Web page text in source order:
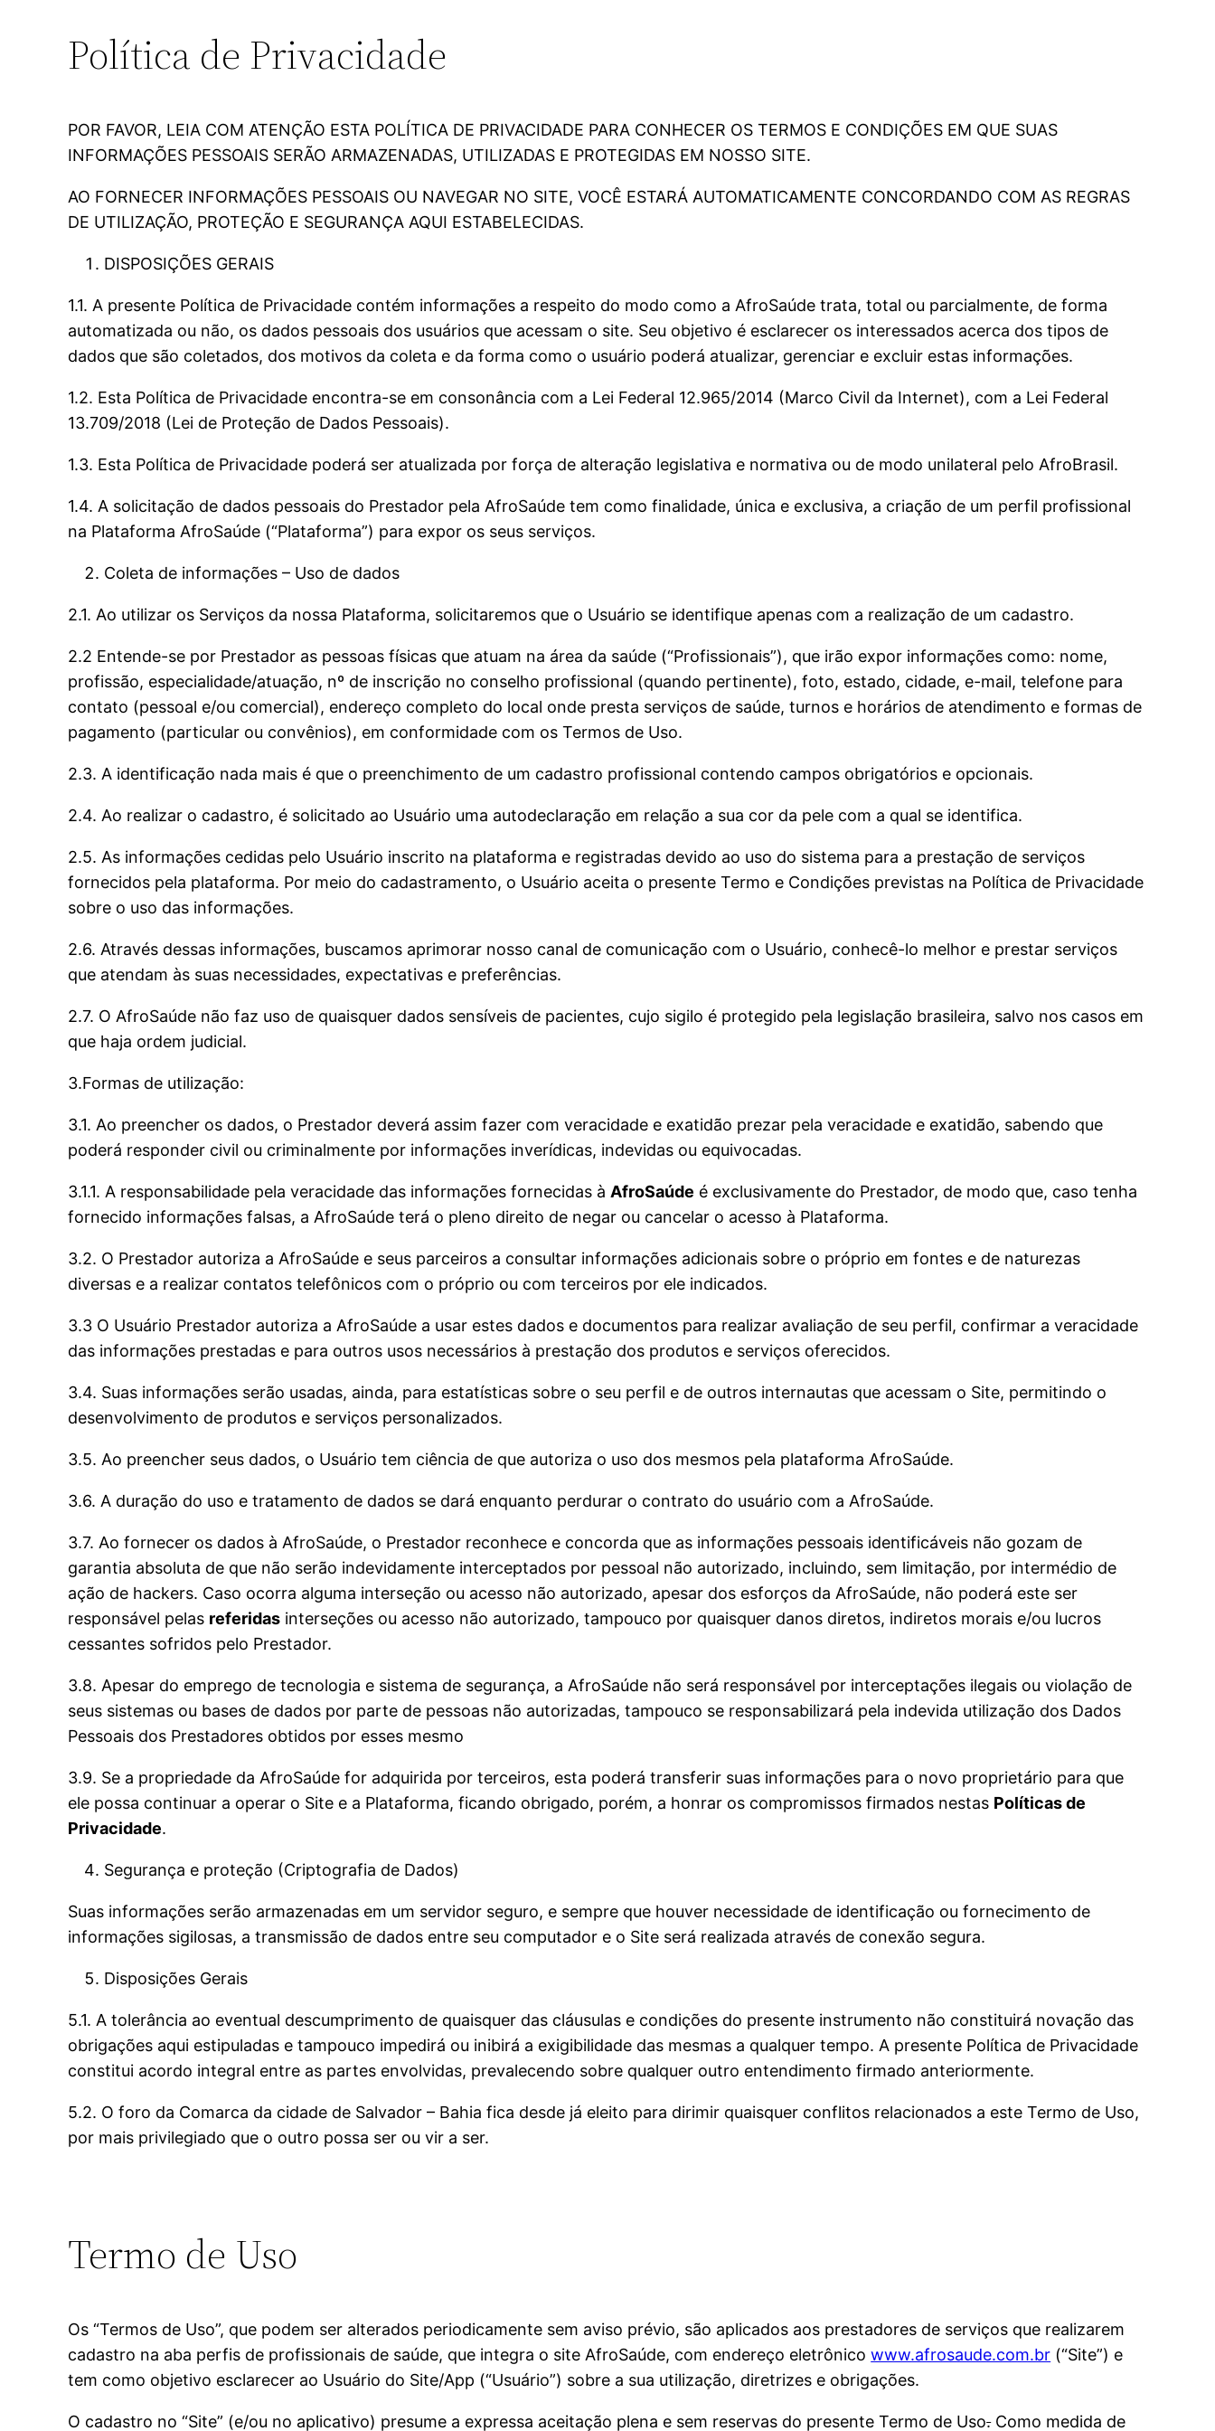
Política de Privacidade
POR FAVOR, LEIA COM ATENÇÃO ESTA POLÍTICA DE PRIVACIDADE PARA CONHECER OS TERMOS E CONDIÇÕES EM QUE SUAS
INFORMAÇÕES PESSOAIS SERÃO ARMAZENADAS, UTILIZADAS E PROTEGIDAS EM NOSSO SITE.
AO FORNECER INFORMAÇÕES PESSOAIS OU NAVEGAR NO SITE, VOCÊ ESTARÁ AUTOMATICAMENTE CONCORDANDO COM AS REGRAS
DE UTILIZAÇÃO, PROTEÇÃO E SEGURANÇA AQUI ESTABELECIDAS.
DISPOSIÇÕES GERAIS
1.1. A presente Política de Privacidade contém informações a respeito do modo como a AfroSaúde trata, total ou parcialmente, de forma
automatizada ou não, os dados pessoais dos usuários que acessam o site. Seu objetivo é esclarecer os interessados acerca dos tipos de
dados que são coletados, dos motivos da coleta e da forma como o usuário poderá atualizar, gerenciar e excluir estas informações.
1.2. Esta Política de Privacidade encontra-se em consonância com a Lei Federal 12.965/2014 (Marco Civil da Internet), com a Lei Federal
13.709/2018 (Lei de Proteção de Dados Pessoais).
1.3. Esta Política de Privacidade poderá ser atualizada por força de alteração legislativa e normativa ou de modo unilateral pelo AfroBrasil.
1.4. A solicitação de dados pessoais do Prestador pela AfroSaúde tem como finalidade, única e exclusiva, a criação de um perfil profissional
na Plataforma AfroSaúde (“Plataforma”) para expor os seus serviços.
Coleta de informações – Uso de dados
2.1. Ao utilizar os Serviços da nossa Plataforma, solicitaremos que o Usuário se identifique apenas com a realização de um cadastro.
2.2 Entende-se por Prestador as pessoas físicas que atuam na área da saúde (“Profissionais”), que irão expor informações como: nome,
profissão, especialidade/atuação, nº de inscrição no conselho profissional (quando pertinente), foto, estado, cidade, e-mail, telefone para
contato (pessoal e/ou comercial), endereço completo do local onde presta serviços de saúde, turnos e horários de atendimento e formas de
pagamento (particular ou convênios), em conformidade com os Termos de Uso.
2.3. A identificação nada mais é que o preenchimento de um cadastro profissional contendo campos obrigatórios e opcionais.
2.4. Ao realizar o cadastro, é solicitado ao Usuário uma autodeclaração em relação a sua cor da pele com a qual se identifica.
2.5. As informações cedidas pelo Usuário inscrito na plataforma e registradas devido ao uso do sistema para a prestação de serviços
fornecidos pela plataforma. Por meio do cadastramento, o Usuário aceita o presente Termo e Condições previstas na Política de Privacidade
sobre o uso das informações.
2.6. Através dessas informações, buscamos aprimorar nosso canal de comunicação com o Usuário, conhecê-lo melhor e prestar serviços
que atendam às suas necessidades, expectativas e preferências.
2.7. O AfroSaúde não faz uso de quaisquer dados sensíveis de pacientes, cujo sigilo é protegido pela legislação brasileira, salvo nos casos em
que haja ordem judicial.
3.Formas de utilização:
3.1. Ao preencher os dados, o Prestador deverá assim fazer com veracidade e exatidão prezar pela veracidade e exatidão, sabendo que
poderá responder civil ou criminalmente por informações inverídicas, indevidas ou equivocadas.
3.1.1. A responsabilidade pela veracidade das informações fornecidas à AfroSaúde é exclusivamente do Prestador, de modo que, caso tenha
fornecido informações falsas, a AfroSaúde terá o pleno direito de negar ou cancelar o acesso à Plataforma.
3.2. O Prestador autoriza a AfroSaúde e seus parceiros a consultar informações adicionais sobre o próprio em fontes e de naturezas
diversas e a realizar contatos telefônicos com o próprio ou com terceiros por ele indicados.
3.3 O Usuário Prestador autoriza a AfroSaúde a usar estes dados e documentos para realizar avaliação de seu perfil, confirmar a veracidade
das informações prestadas e para outros usos necessários à prestação dos produtos e serviços oferecidos.
3.4. Suas informações serão usadas, ainda, para estatísticas sobre o seu perfil e de outros internautas que acessam o Site, permitindo o
desenvolvimento de produtos e serviços personalizados.
3.5. Ao preencher seus dados, o Usuário tem ciência de que autoriza o uso dos mesmos pela plataforma AfroSaúde.
3.6. A duração do uso e tratamento de dados se dará enquanto perdurar o contrato do usuário com a AfroSaúde.
3.7. Ao fornecer os dados à AfroSaúde, o Prestador reconhece e concorda que as informações pessoais identificáveis não gozam de
garantia absoluta de que não serão indevidamente interceptados por pessoal não autorizado, incluindo, sem limitação, por intermédio de
ação de hackers. Caso ocorra alguma interseção ou acesso não autorizado, apesar dos esforços da AfroSaúde, não poderá este ser
responsável pelas referidas interseções ou acesso não autorizado, tampouco por quaisquer danos diretos, indiretos morais e/ou lucros
cessantes sofridos pelo Prestador.
3.8. Apesar do emprego de tecnologia e sistema de segurança, a AfroSaúde não será responsável por interceptações ilegais ou violação de
seus sistemas ou bases de dados por parte de pessoas não autorizadas, tampouco se responsabilizará pela indevida utilização dos Dados
Pessoais dos Prestadores obtidos por esses mesmo
3.9. Se a propriedade da AfroSaúde for adquirida por terceiros, esta poderá transferir suas informações para o novo proprietário para que
ele possa continuar a operar o Site e a Plataforma, ficando obrigado, porém, a honrar os compromissos firmados nestas Políticas de
Privacidade.
Segurança e proteção (Criptografia de Dados)
Suas informações serão armazenadas em um servidor seguro, e sempre que houver necessidade de identificação ou fornecimento de
informações sigilosas, a transmissão de dados entre seu computador e o Site será realizada através de conexão segura.
Disposições Gerais
5.1. A tolerância ao eventual descumprimento de quaisquer das cláusulas e condições do presente instrumento não constituirá novação das
obrigações aqui estipuladas e tampouco impedirá ou inibirá a exigibilidade das mesmas a qualquer tempo. A presente Política de Privacidade
constitui acordo integral entre as partes envolvidas, prevalecendo sobre qualquer outro entendimento firmado anteriormente.
5.2. O foro da Comarca da cidade de Salvador – Bahia fica desde já eleito para dirimir quaisquer conflitos relacionados a este Termo de Uso,
por mais privilegiado que o outro possa ser ou vir a ser.
Termo de Uso
Os “Termos de Uso”, que podem ser alterados periodicamente sem aviso prévio, são aplicados aos prestadores de serviços que realizarem
cadastro na aba perfis de profissionais de saúde, que integra o site AfroSaúde, com endereço eletrônicowww.afrosaude.com.br (“Site”) e
tem como objetivo esclarecer ao Usuário do Site/App (“Usuário”) sobre a sua utilização, diretrizes e obrigações.
O cadastro no “Site” (e/ou no aplicativo) presume a expressa aceitação plena e sem reservas do presente Termo de Uso.Como medida de